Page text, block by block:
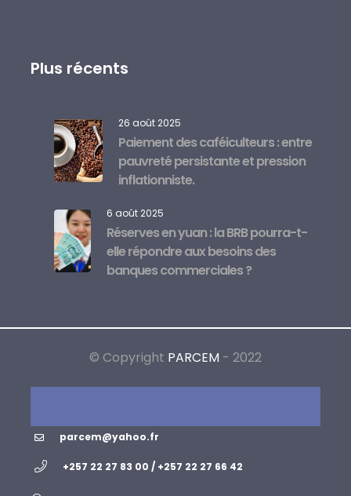
Plus récents
26 août 2025
Paiement des caféiculteurs : entre
pauvreté persistante et pression
inflationniste.
6 août 2025
Réserves en yuan : la BRB pourra-t-
elle répondre aux besoins des
banques commerciales ?
© Copyright PARCEM - 2022
parcem@yahoo.fr
+257 22 27 83 00 / +257 22 27 66 42